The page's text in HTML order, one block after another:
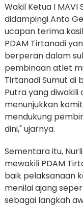
Wakil Ketua I MAVI
didampingi Anto
ucapan terima
PDAM Tirtanadi
berperan dalam
pembinaan atlet
Tirtanadi Sumut di
Putra yang diwakili
menunjukkan
mendukung
dini," ujarnya.
Sementara itu,
mewakili PDAM
baik pelaksanaan
menilai ajang
sebagai langkah